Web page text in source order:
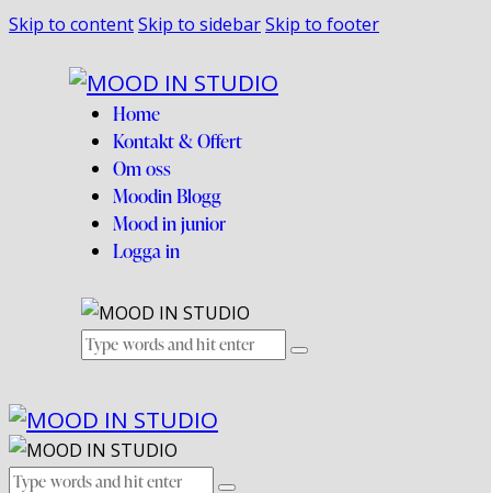
Skip to contentSkip to sidebarSkip to footer
Home
Kontakt & Offert
Om oss
Moodin Blogg
Mood in junior
Logga in